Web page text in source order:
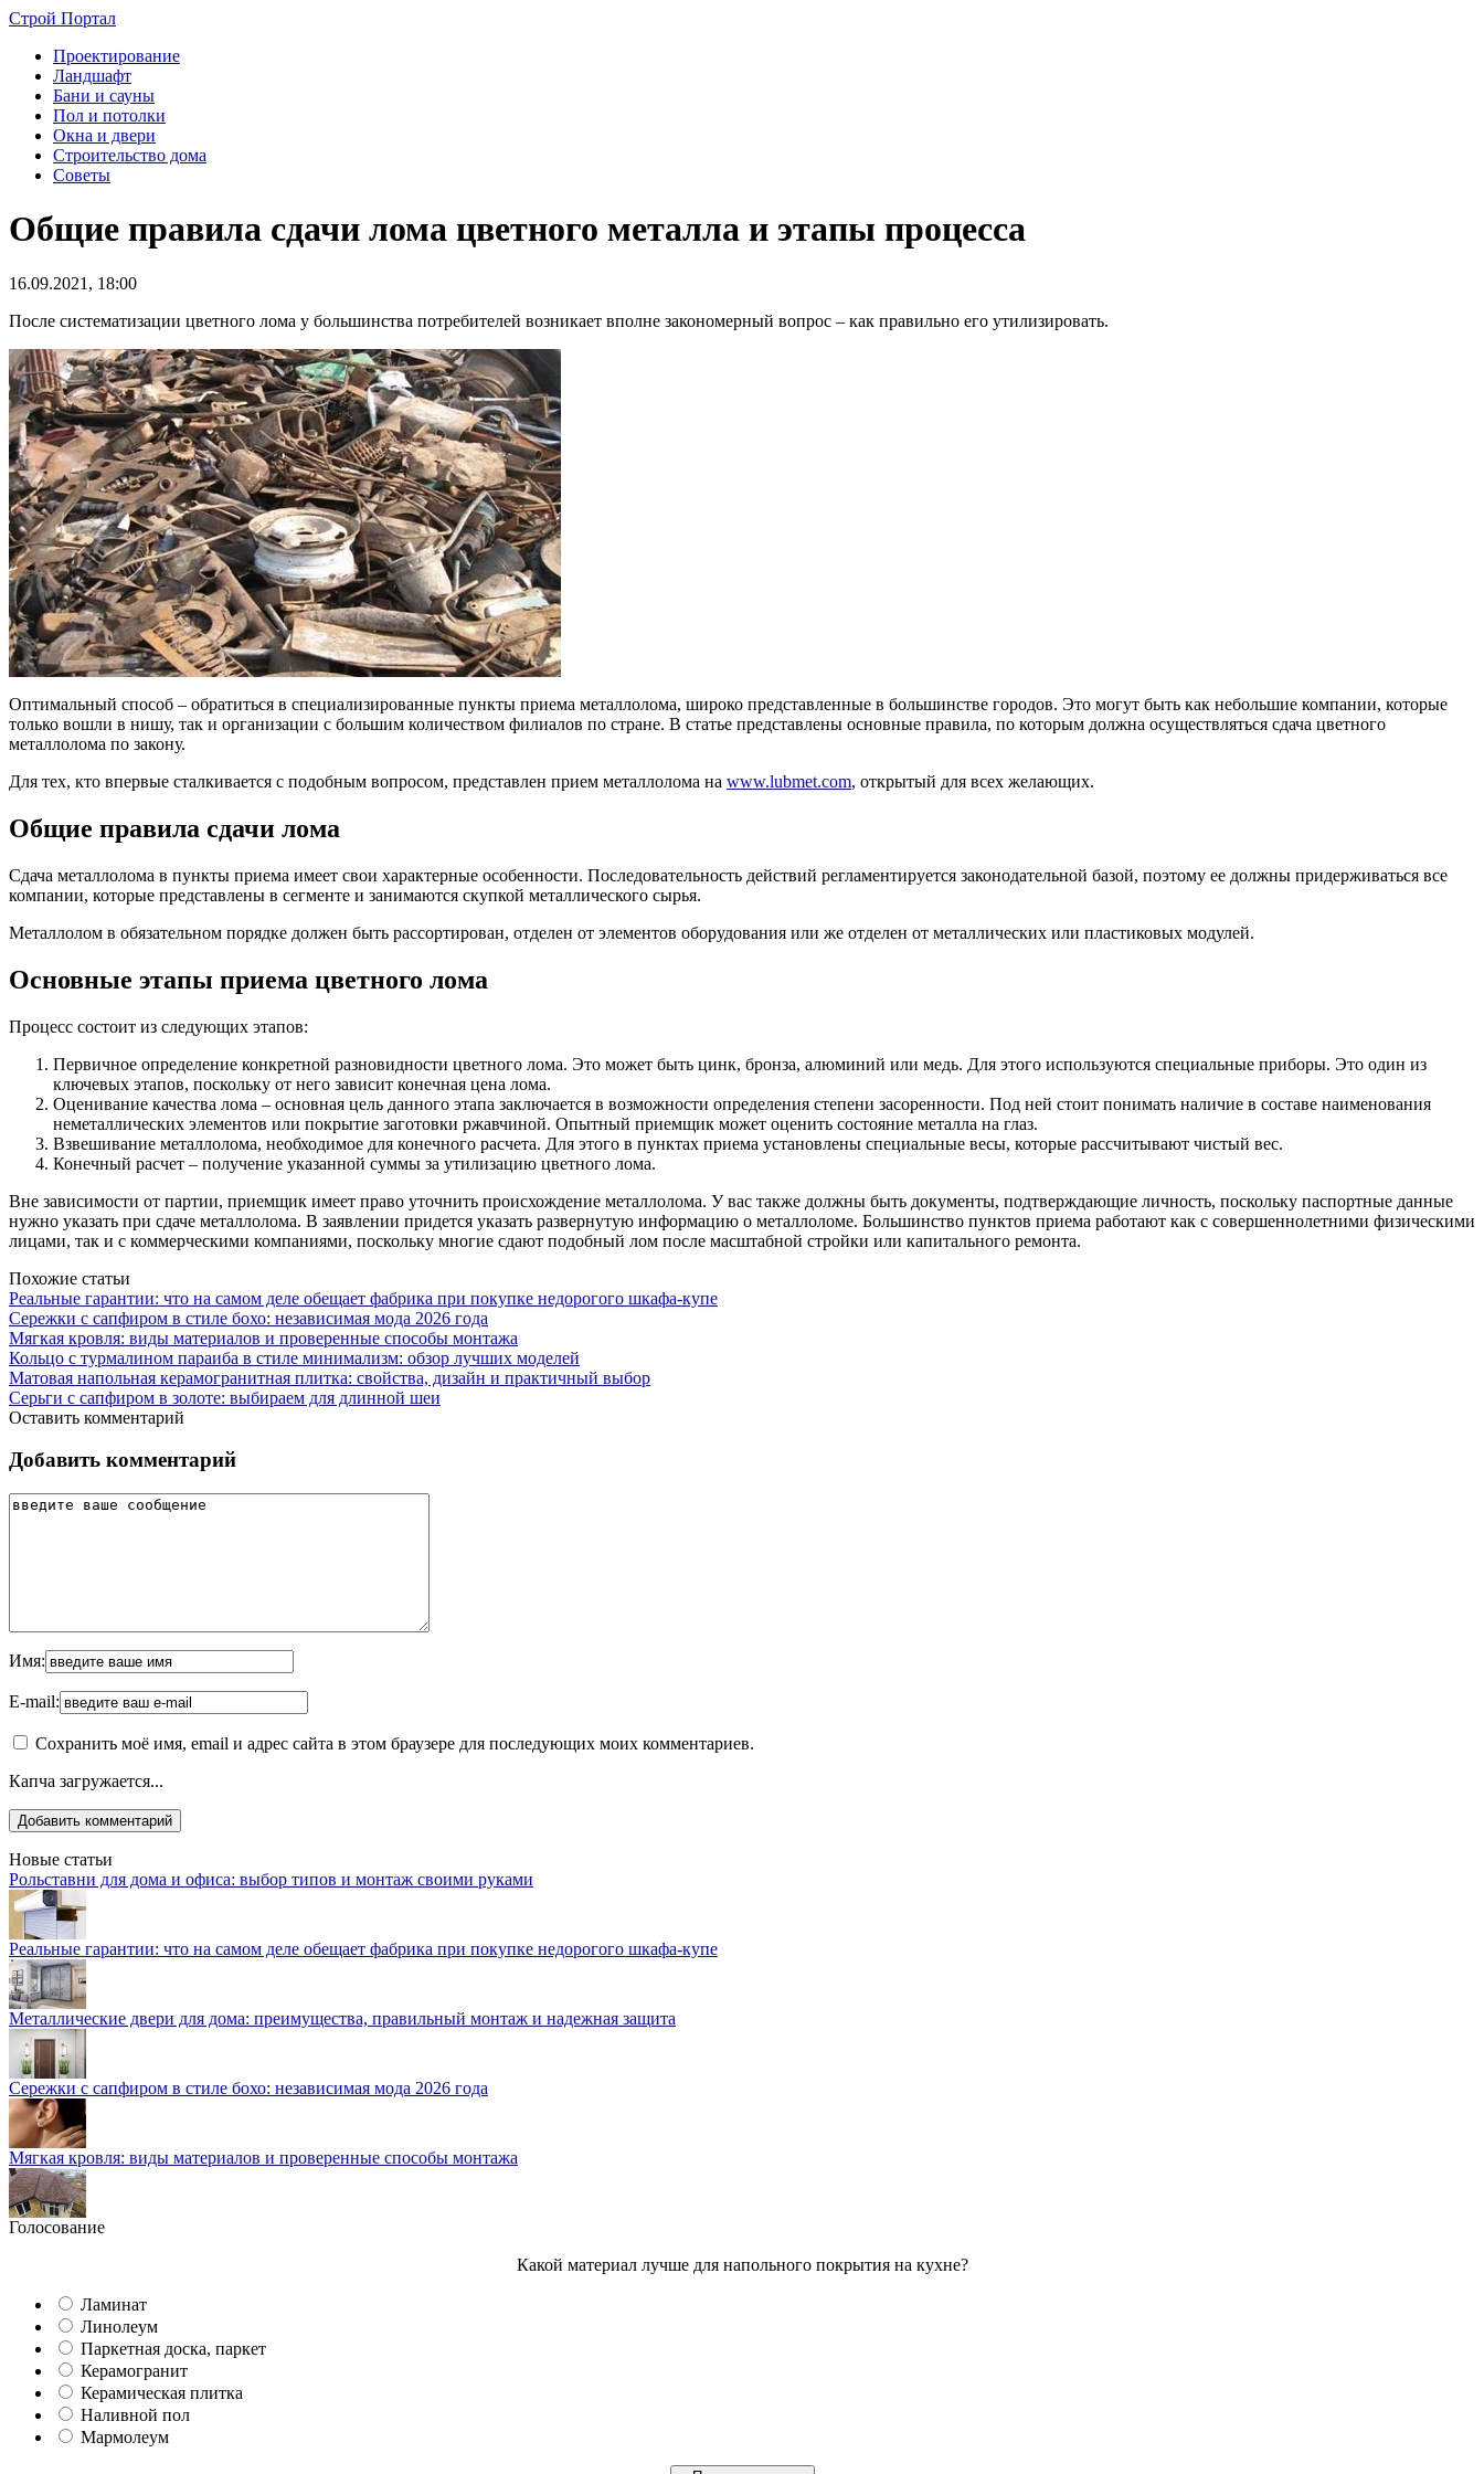
Строй Портал
Проектирование
Ландшафт
Бани и сауны
Пол и потолки
Окна и двери
Строительство дома
Советы
Общие правила сдачи лома цветного металла и этапы процесса
16.09.2021, 18:00
После систематизации цветного лома у большинства потребителей возникает вполне закономерный вопрос – как правильно его утилизировать.
Оптимальный способ – обратиться в специализированные пункты приема металлолома, широко представленные в большинстве городов. Это могут быть как небольшие компании, которые
только вошли в нишу, так и организации с большим количеством филиалов по стране. В статье представлены основные правила, по которым должна осуществляться сдача цветного
металлолома по закону.
Для тех, кто впервые сталкивается с подобным вопросом, представлен прием металлолома на www.lubmet.com, открытый для всех желающих.
Общие правила сдачи лома
Сдача металлолома в пункты приема имеет свои характерные особенности. Последовательность действий регламентируется законодательной базой, поэтому ее должны придерживаться все
компании, которые представлены в сегменте и занимаются скупкой металлического сырья.
Металлолом в обязательном порядке должен быть рассортирован, отделен от элементов оборудования или же отделен от металлических или пластиковых модулей.
Основные этапы приема цветного лома
Процесс состоит из следующих этапов:
Первичное определение конкретной разновидности цветного лома. Это может быть цинк, бронза, алюминий или медь. Для этого используются специальные приборы. Это один из
ключевых этапов, поскольку от него зависит конечная цена лома.
Оценивание качества лома – основная цель данного этапа заключается в возможности определения степени засоренности. Под ней стоит понимать наличие в составе наименования
неметаллических элементов или покрытие заготовки ржавчиной. Опытный приемщик может оценить состояние металла на глаз.
Взвешивание металлолома, необходимое для конечного расчета. Для этого в пунктах приема установлены специальные весы, которые рассчитывают чистый вес.
Конечный расчет – получение указанной суммы за утилизацию цветного лома.
Вне зависимости от партии, приемщик имеет право уточнить происхождение металлолома. У вас также должны быть документы, подтверждающие личность, поскольку паспортные данные
нужно указать при сдаче металлолома. В заявлении придется указать развернутую информацию о металлоломе. Большинство пунктов приема работают как с совершеннолетними физическими
лицами, так и с коммерческими компаниями, поскольку многие сдают подобный лом после масштабной стройки или капитального ремонта.
Похожие статьи
Реальные гарантии: что на самом деле обещает фабрика при покупке недорогого шкафа-купе
Сережки с сапфиром в стиле бохо: независимая мода 2026 года
Мягкая кровля: виды материалов и проверенные способы монтажа
Кольцо с турмалином параиба в стиле минимализм: обзор лучших моделей
Матовая напольная керамогранитная плитка: свойства, дизайн и практичный выбор
Серьги с сапфиром в золоте: выбираем для длинной шеи
Оставить комментарий
Добавить комментарий
Имя:
E-mail:
Сохранить моё имя, email и адрес сайта в этом браузере для последующих моих комментариев.
Капча загружается...
Новые статьи
Рольставни для дома и офиса: выбор типов и монтаж своими руками
Реальные гарантии: что на самом деле обещает фабрика при покупке недорогого шкафа-купе
Металлические двери для дома: преимущества, правильный монтаж и надежная защита
Сережки с сапфиром в стиле бохо: независимая мода 2026 года
Мягкая кровля: виды материалов и проверенные способы монтажа
Голосование
Какой материал лучше для напольного покрытия на кухне?
Ламинат
Линолеум
Паркетная доска, паркет
Керамогранит
Керамическая плитка
Наливной пол
Мармолеум